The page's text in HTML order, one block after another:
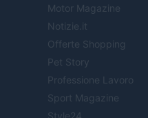
Motor Magazine
Notizie.it
Offerte Shopping
Pet Story
Professione Lavoro
Sport Magazine